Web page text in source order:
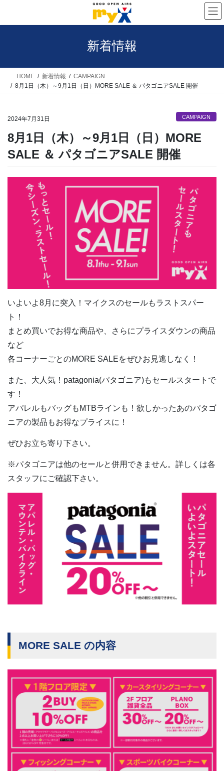
新着情報
HOME 新着情報
CAMPAIGN
8月1日（木）～9月1日（日）MORE SALE ＆ パタゴニアSALE 開催
2024年7月31日 CAMPAIGN
8月1日（木）～9月1日（日）MORE
SALE ＆ パタゴニアSALE 開催
いよいよ8月に突入！マイクスのセールもラストスパー
ト！
まとめ買いでお得な商品や、さらにプライスダウンの商品
など
各コーナーごとのMORE SALEをぜひお見逃しなく！
また、大人気！patagonia(パタゴニア)もセールスタートで
す！
アパレルもバッグもMTBラインも！欲しかったあのパタゴ
ニアの製品もお得なプライスに！
ぜひお立ち寄り下さい。
※パタゴニアは他のセールと併用できません。詳しくは各
スタッフにご確認下さい。
MORE SALE の内容